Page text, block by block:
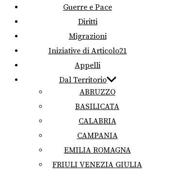
Guerre e Pace
Diritti
Migrazioni
Iniziative di Articolo21
Appelli
Dal Territorio
ABRUZZO
BASILICATA
CALABRIA
CAMPANIA
EMILIA ROMAGNA
FRIULI VENEZIA GIULIA